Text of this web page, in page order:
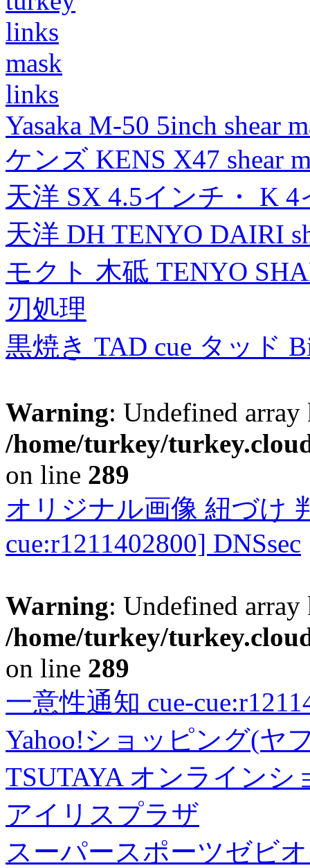
links
mask
links
Yasaka M-50 5inch shear
ケンズ KENS X47 shear
天洋 SX 4.5インチ・ K
天洋 DH TENYO DAIRI
モクト 木砥 TENYO
刃処理
黒焼き TAD cue タッド
Warning: Undefined
/home/turkey/
on line 289
オリジナル画像 紐づけ
cue:r1211402800] DNSsec
Warning: Undefined
/home/turkey/
on line 289
一意性通知 cue-
Yahoo!ショッピング(ヤ
TSUTAYA オンラインシ
アイリスプラザ
スーパースポーツゼビ